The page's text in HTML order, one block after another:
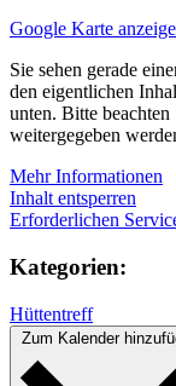
Google Karte
Sie sehen gerade
den eigentlichen
unten. Bitte
weitergegeben
Mehr Informationen
Inhalt entsperren
Erforderlichen
Kategorien:
Hüttentreff